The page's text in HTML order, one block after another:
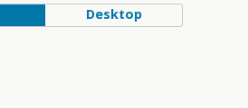
Desktop